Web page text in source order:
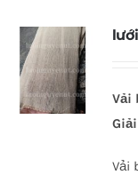
Vải
Vải